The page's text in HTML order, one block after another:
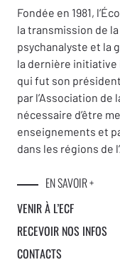
Fondée en 1981,
la transmission de
psychanalyste et la
la dernière
qui fut son
par l’Association de
nécessaire d’être
enseignements et
dans les régions de
EN SAVOIR +
VENIR À L’ECF
RECEVOIR NOS INFOS
CONTACTS